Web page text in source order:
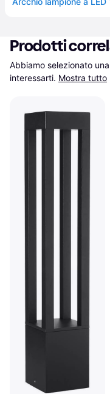
Prodotti
Abbiamo selezionato
interessarti. Mostra tutto